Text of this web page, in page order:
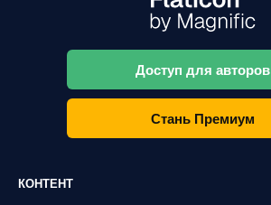
Доступ для авторов
Стань Премиум
КОНТЕНТ